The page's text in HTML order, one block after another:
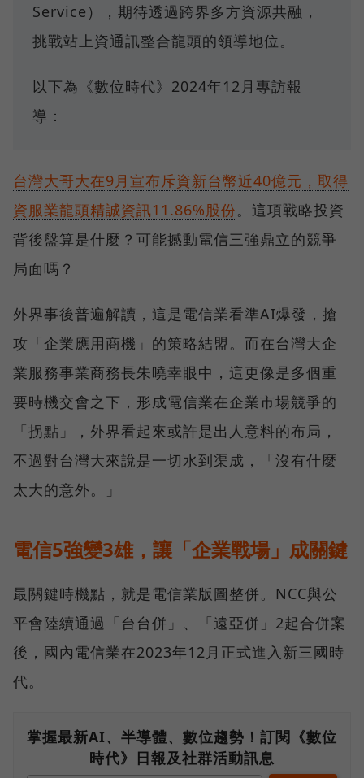
Service），期待透過跨界多方資源共融，
挑戰站上資通訊整合龍頭的領導地位。
以下為《數位時代》2024年12月專訪報
導：
台灣大哥大在9月宣布斥資新台幣近40億元，取得
資服業龍頭精誠資訊11.86%股份。這項戰略投資
背後盤算是什麼？可能撼動電信三強鼎立的競爭
局面嗎？
外界事後普遍解讀，這是電信業看準AI爆發，搶
攻「企業應用商機」的策略結盟。而在台灣大企
業服務事業商務長朱曉幸眼中，這更像是多個重
要時機交會之下，形成電信業在企業市場競爭的
「拐點」，外界看起來或許是出人意料的布局，
不過對台灣大來說是一切水到渠成，「沒有什麼
太大的意外。」
電信5強變3雄，讓「企業戰場」成關鍵
最關鍵時機點，就是電信業版圖整併。NCC與公
平會陸續通過「台台併」、「遠亞併」2起合併案
後，國內電信業在2023年12月正式進入新三國時
代。
掌握最新AI、半導體、數位趨勢！訂閱《數位
時代》日報及社群活動訊息